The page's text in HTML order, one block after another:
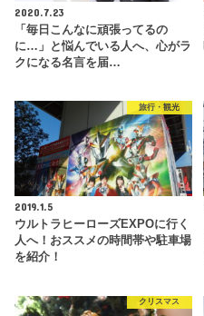
2020.7.23
「毎日こんなに頑張ってるの
に…」と悩んでいる人へ、心がラ
クになる名言を届…
旅行・観光
2019.1.5
ウルトラヒーローズEXPOに行く
人へ！おススメの時間帯や駐車場
を紹介！
クリスマス